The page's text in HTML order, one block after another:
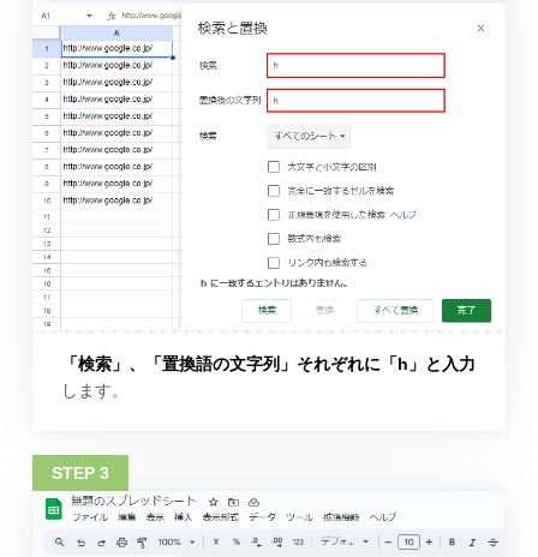
「検索」、「置換語の文字列」それぞれに「h」と入力
します。